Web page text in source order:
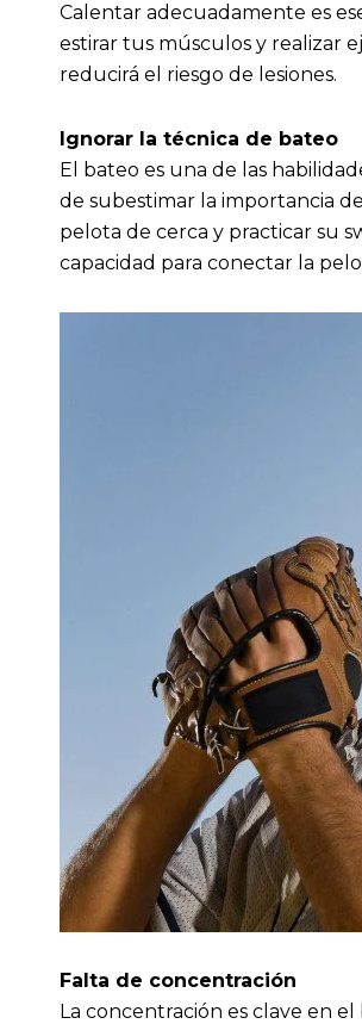
Calentar adecuadamente es
estirar tus músculos y realizar
reducirá el riesgo de lesiones.
Ignorar la técnica de bateo
El bateo es una de las
de subestimar la importancia
pelota de cerca y practicar su
capacidad para conectar la
Falta de concentración
La concentración es clave en